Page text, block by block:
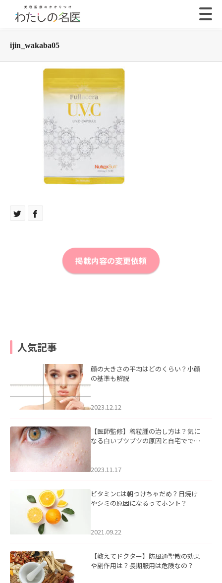
ijin_wakaba05
掲載内容の変更依頼
人気記事
顔の大きさの平均はどのくらい？小顔
の基準も解説
2023.12.12
【医師監修】稗粒腫の治し方は？気に
なる白いブツブツの原因と自宅ででき
2023.11.17
ビタミンCは朝つけちゃだめ？日焼け
やシミの原因になるってホント？
2021.09.22
【教えてドクター】防風通聖散の効果
や副作用は？長期服用は危険なの？